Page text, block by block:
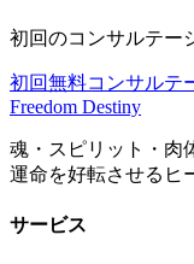
初回のコンサルテー
初回無料コンサルテ
Freedom Destiny
魂・スピリット・肉
運命を好転させるヒ
サービス